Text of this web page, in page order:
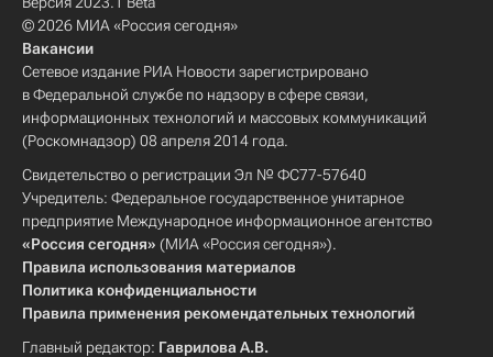
© 2026 МИА «Россия сегодня»
Вакансии
Сетевое издание РИА Новости зарегистрировано
в Федеральной службе по надзору в сфере связи,
информационных технологий и массовых коммуникаций
(Роскомнадзор) 08 апреля 2014 года.
Свидетельство о регистрации Эл № ФС77-57640
Учредитель: Федеральное государственное унитарное
предприятие Международное информационное агентство
«Россия сегодня» (МИА «Россия сегодня»).
Правила использования материалов
Политика конфиденциальности
Правила применения рекомендательных технологий
Главный редактор: Гаврилова А.В.